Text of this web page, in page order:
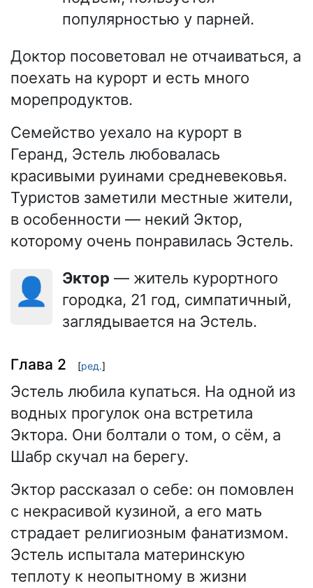
популярностью у парней.
Доктор посоветовал не отчаиваться, а
поехать на курорт и есть много
морепродуктов.
Семейство уехало на курорт в
Геранд, Эстель любовалась
красивыми руинами средневековья.
Туристов заметили местные жители,
в особенности — некий Эктор,
которому очень понравилась Эстель.
👤 Эктор — житель курортного
городка, 21 год, симпатичный,
заглядывается на Эстель.
Глава 2 [ред.]
Эстель любила купаться. На одной из
водных прогулок она встретила
Эктора. Они болтали о том, о сём, а
Шабр скучал на берегу.
Эктор рассказал о себе: он помовлен
с некрасивой кузиной, а его мать
страдает религиозным фанатизмом.
Эстель испытала материнскую
теплоту к неопытному в жизни